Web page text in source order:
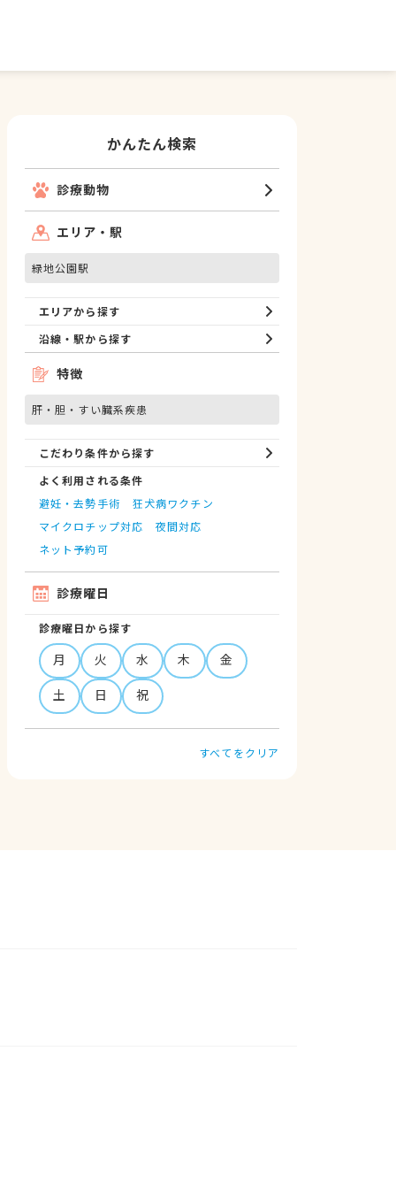
かんたん検索
診療動物
エリア・駅
緑地公園駅
エリアから探す
沿線・駅から探す
特徴
肝・胆・すい臓系疾患
こだわり条件から探す
よく利用される条件
避妊・去勢手術
狂犬病ワクチン
マイクロチップ対応
夜間対応
ネット予約可
診療曜日
診療曜日から探す
月 火 水 木
金
土
日 祝
すべてをクリア